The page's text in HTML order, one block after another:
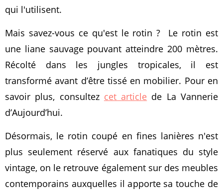
qui l'utilisent.
Mais savez-vous ce qu'est le rotin ? Le rotin est
une liane sauvage pouvant atteindre 200 mètres.
Récolté dans les jungles tropicales, il est
transformé avant d’être tissé en mobilier. Pour en
savoir plus, consultez cet article de La Vannerie
d’Aujourd’hui.
Désormais, le rotin coupé en fines lanières n'est
plus seulement réservé aux fanatiques du style
vintage, on le retrouve également sur des meubles
contemporains auxquelles il apporte sa touche de